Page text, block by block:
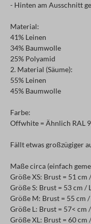
- Hinten am Ausschnitt
Material:
41% Leinen
34% Baumwolle
25% Polyamid
2. Material (Säume):
55% Leinen
45% Baumwolle
Farbe:
Offwhite = Ähnlich RAL
Fällt etwas großzügiger
Maße circa (einfach
Größe XS: Brust = 51 cm
Größe S: Brust = 53 cm /
Größe M: Brust = 55 cm /
Größe L: Brust = 57< cm
Größe XL: Brust = 60 cm